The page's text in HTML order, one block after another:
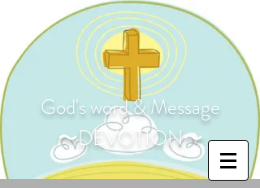
God's word & Message
〜DEVOTION〜